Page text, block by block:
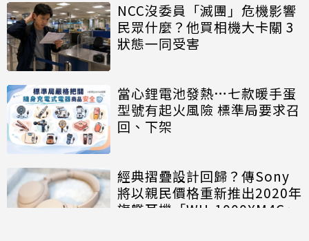
NCC沒委員「滅團」危機影響
民眾什麼？他買相機大卡關 3
狀態一同受害
當心鋰電池發熱…七款暖手蛋
型號有起火風險 標準局要求召
回、下架
經典摺疊設計回歸？傳Sony
將以親民價格重新推出2020年
旗艦耳機「WH-1000XM4C」